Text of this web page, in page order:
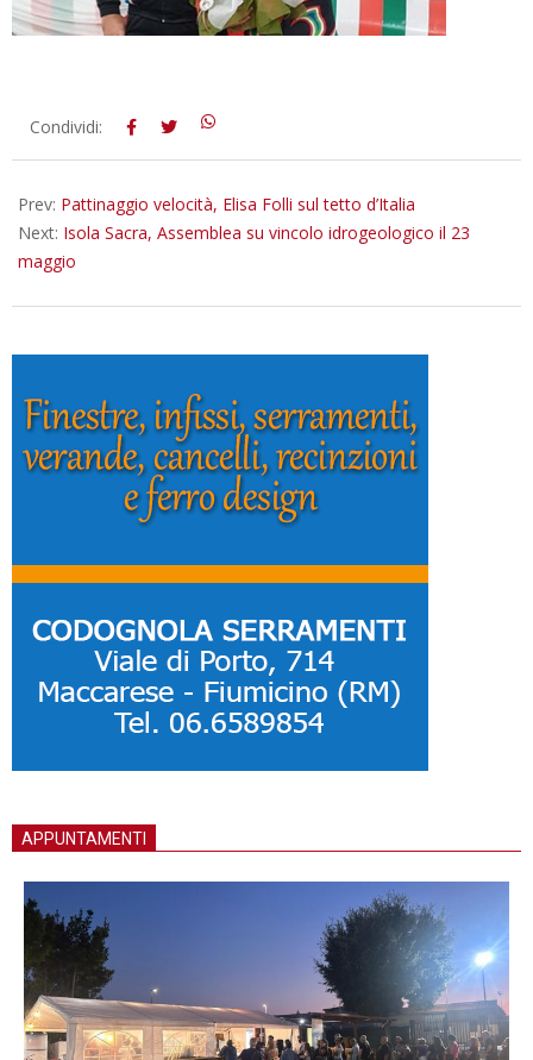
2019-
Condividi:
Prev: Pattinaggio velocità, Elisa Folli sul tetto d’Italia
Next: Isola Sacra, Assemblea su vincolo idrogeologico il 23
maggio
APPUNTAMENTI